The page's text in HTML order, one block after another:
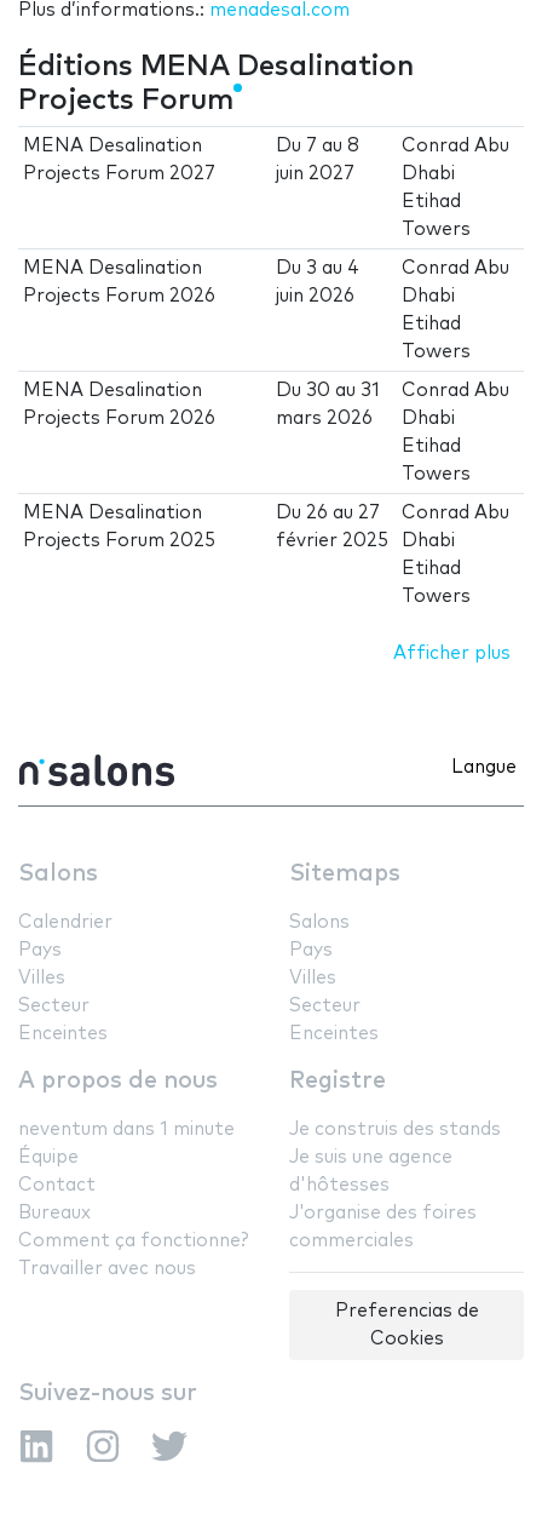
Plus d’informations.: menadesal.com
Éditions MENA Desalination
Projects Forum
MENA Desalination
Projects Forum 2027
Du 7 au8
juin 2027
Conrad Abu
Dhabi
Etihad
Towers
MENA Desalination
Projects Forum 2026
Du 3 au 4
juin 2026
Conrad Abu
Dhabi
Etihad
Towers
MENA Desalination
Projects Forum 2026
Du 30 au 31
mars 2026
Conrad Abu
Dhabi
Etihad
Towers
MENA Desalination
Projects Forum 2025
Du 26 au 27
février 2025
Conrad Abu
Dhabi
Etihad
Towers
Afficher plus
Langue
Salons
Calendrier
Pays
Villes
Secteur
Enceintes
Sitemaps
Salons
Pays
Villes
Secteur
Enceintes
A propos de nous
neventum dans 1 minute
Équipe
Contact
Bureaux
Comment ça fonctionne?
Travailler avec nous
Registre
Je construis des stands
Je suis une agence
d'hôtesses
J'organise des foires
commerciales
Preferencias de
Cookies
Suivez-nous sur